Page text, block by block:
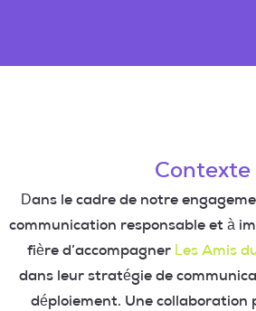
Contexte
Dans le cadre de notre
communication responsable et à
fière d’accompagner Les Amis
dans leur stratégie de
déploiement. Une collaboration